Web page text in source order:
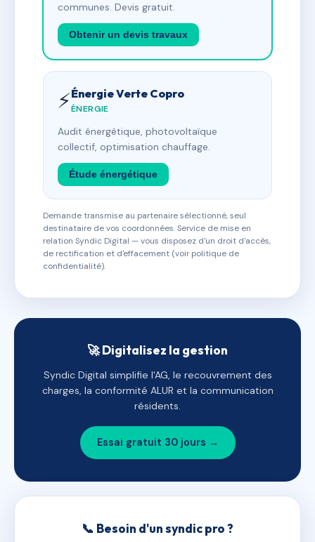
communes. Devis gratuit.
Obtenir un devis travaux
⚡Énergie Verte Copro
ÉNERGIE
Audit énergétique, photovoltaïque
collectif, optimisation chauffage.
Étude énergétique
Demande transmise au partenaire sélectionné, seul
destinataire de vos coordonnées. Service de mise en
relation Syndic Digital — vous disposez d'un droit d'accès,
de rectification et d'effacement (voir politique de
confidentialité).
🚀 Digitalisez la gestion
Syndic Digital simplifie l'AG, le recouvrement des
charges, la conformité ALUR et la communication
résidents.
Essai gratuit 30 jours →
📞 Besoin d'un syndic pro ?